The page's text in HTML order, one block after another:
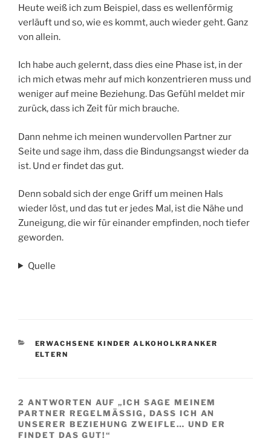
Heute weiß ich zum Beispiel, dass es wellenförmig
verläuft und so, wie es kommt, auch wieder geht. Ganz
von allein.
Ich habe auch gelernt, dass dies eine Phase ist, in der
ich mich etwas mehr auf mich konzentrieren muss und
weniger auf meine Beziehung. Das Gefühl meldet mir
zurück, dass ich Zeit für mich brauche.
Dann nehme ich meinen wundervollen Partner zur
Seite und sage ihm, dass die Bindungsangst wieder da
ist. Und er findet das gut.
Denn sobald sich der enge Griff um meinen Hals
wieder löst, und das tut er jedes Mal, ist die Nähe und
Zuneigung, die wir für einander empfinden, noch tiefer
geworden.
Quelle
KATEGORIEN
ERWACHSENE KINDER ALKOHOLKRANKER
ELTERN
2 ANTWORTEN AUF „ICH SAGE MEINEM
PARTNER REGELMÄSSIG, DASS ICH AN U
NSERER BEZIEHUNG ZWEIFLE… UND ER F
INDET DAS GUT!“